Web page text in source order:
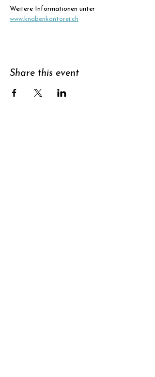
Weitere Informationen unter
www.knabenkantorei.ch
Share this event